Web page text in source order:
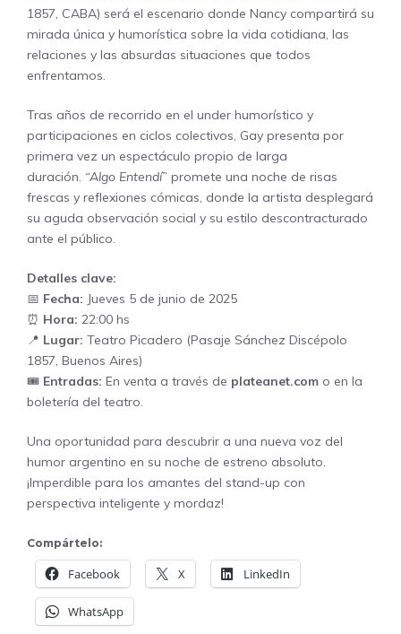
1857, CABA) será el escenario donde Nancy compartirá su
mirada única y humorística sobre la vida cotidiana, las
relaciones y las absurdas situaciones que todos
enfrentamos.
Tras años de recorrido en el under humorístico y
participaciones en ciclos colectivos, Gay presenta por
primera vez un espectáculo propio de larga
duración. “Algo Entendí” promete una noche de risas
frescas y reflexiones cómicas, donde la artista desplegará
su aguda observación social y su estilo descontracturado
ante el público.
Detalles clave:
📅 Fecha: Jueves 5 de junio de 2025
⏰ Hora: 22:00 hs
📍 Lugar: Teatro Picadero (Pasaje Sánchez Discépolo
1857, Buenos Aires)
🎟️ Entradas: En venta a través de plateanet.com o en la
boletería del teatro.
Una oportunidad para descubrir a una nueva voz del
humor argentino en su noche de estreno absoluto.
¡Imperdible para los amantes del stand-up con
perspectiva inteligente y mordaz!
Compártelo:
Facebook X LinkedIn
WhatsApp